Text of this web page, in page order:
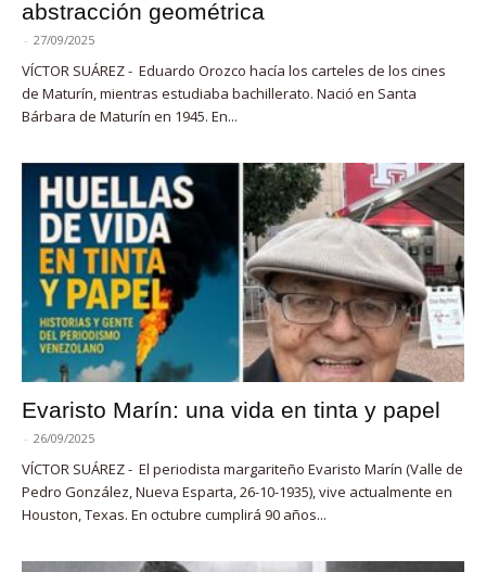
abstracción geométrica
- 27/09/2025
VÍCTOR SUÁREZ - Eduardo Orozco hacía los carteles de los cines
de Maturín, mientras estudiaba bachillerato. Nació en Santa
Bárbara de Maturín en 1945. En...
Evaristo Marín: una vida en tinta y papel
- 26/09/2025
VÍCTOR SUÁREZ - El periodista margariteño Evaristo Marín (Valle de
Pedro González, Nueva Esparta, 26-10-1935), vive actualmente en
Houston, Texas. En octubre cumplirá 90 años...